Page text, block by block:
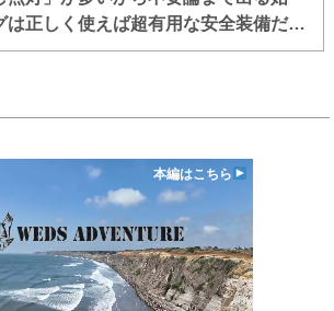
正しく使えば超有用な安全装備だっ
本編はこちら